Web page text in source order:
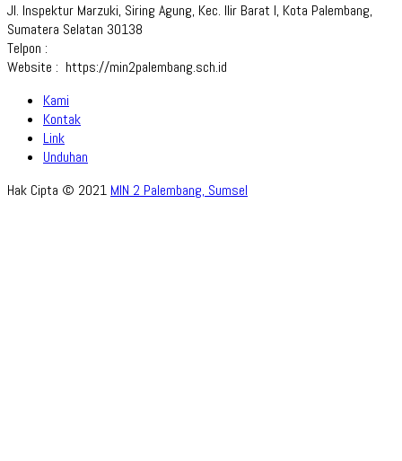
Jl. Inspektur Marzuki, Siring Agung, Kec. Ilir Barat I, Kota Palembang,
Sumatera Selatan 30138
Telpon :
Website : https://min2palembang.sch.id
Kami
Kontak
Link
Unduhan
Hak Cipta © 2021 MIN 2 Palembang, Sumsel